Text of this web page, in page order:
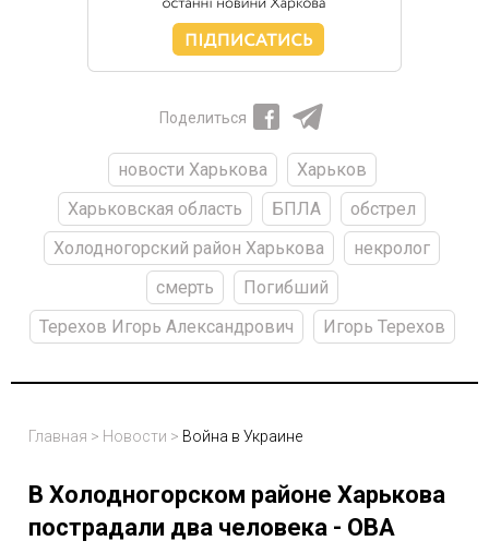
Поделиться
новости Харькова
Харьков
Харьковская область
БПЛА
обстрел
Холодногорский район Харькова
некролог
смерть
Погибший
Терехов Игорь Александрович
Игорь Терехов
Главная > Новости > Война в Украине
В Холодногорском районе Харькова
пострадали два человека - ОВА